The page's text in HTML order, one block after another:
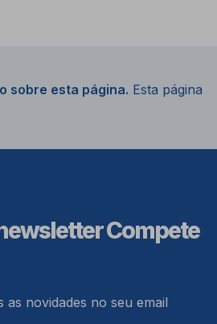
sobre esta página. Esta página
Compete
as novidades no seu email